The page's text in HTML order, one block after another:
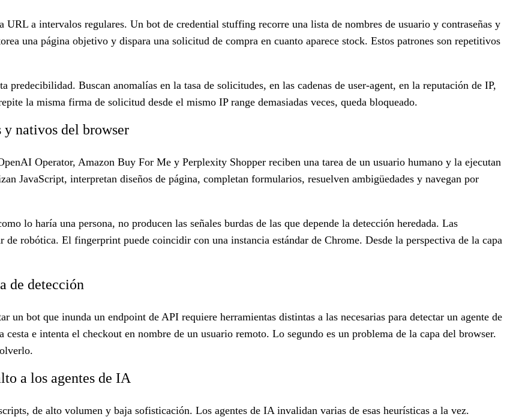
a intervalos regulares. Un bot de credential stuffing recorre una lista de nombres de usuario y contraseñas y
una página objetivo y dispara una solicitud de compra en cuanto aparece stock. Estos patrones son repetitivos
predecibilidad. Buscan anomalías en la tasa de solicitudes, en las cadenas de user-agent, en la reputación de IP,
la misma firma de solicitud desde el mismo IP range demasiadas veces, queda bloqueado.
nativos del browser
Operator, Amazon Buy For Me y Perplexity Shopper reciben una tarea de un usuario humano y la ejecutan
JavaScript, interpretan diseños de página, completan formularios, resuelven ambigüedades y navegan por
lo haría una persona, no producen las señales burdas de las que depende la detección heredada. Las
robótica. El fingerprint puede coincidir con una instancia estándar de Chrome. Desde la perspectiva de la capa
de detección
bot que inunda un endpoint de API requiere herramientas distintas a las necesarias para detectar un agente de
e intenta el checkout en nombre de un usuario remoto. Lo segundo es un problema de la capa del browser.
a los agentes de IA
de alto volumen y baja sofisticación. Los agentes de IA invalidan varias de esas heurísticas a la vez.